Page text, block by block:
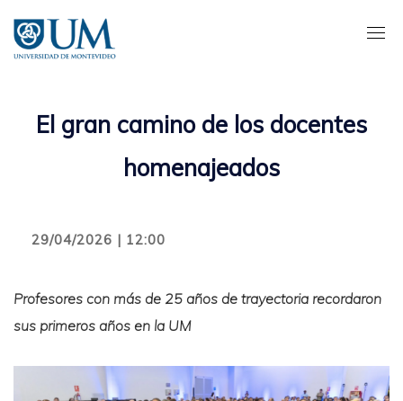
contenido
principal
El gran camino de los docentes
homenajeados
29/04/2026 | 12:00
Profesores con más de 25 años de trayectoria recordaron
sus primeros años en la UM